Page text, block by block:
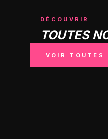
DÉCOUVRIR
TOUTES
VOIR TOUTES